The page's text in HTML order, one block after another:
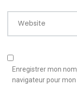
Website
Enregistrer mon
navigateur pour